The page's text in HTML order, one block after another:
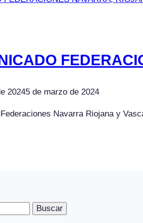
20245 de marzo de 2024
Navarra Riojana y